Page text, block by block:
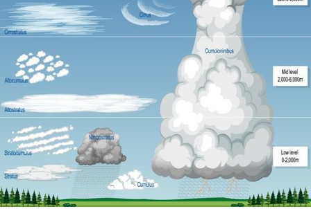
da
medir o
dos
os
de
ou
de dados
fontes,
e melhorar
dados